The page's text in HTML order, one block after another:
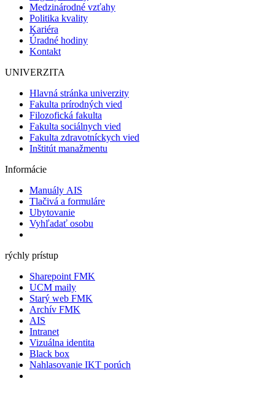
Medzinárodné vzťahy
Politika kvality
Kariéra
Úradné hodiny
Kontakt
UNIVERZITA
Hlavná stránka univerzity
Fakulta prírodných vied
Filozofická fakulta
Fakulta sociálnych vied
Fakulta zdravotníckych vied
Inštitút manažmentu
Informácie
Manuály AIS
Tlačivá a formuláre
Ubytovanie
Vyhľadať osobu
rýchly prístup
Sharepoint FMK
UCM maily
Starý web FMK
Archív FMK
AIS
Intranet
Vizuálna identita
Black box
Nahlasovanie IKT porúch